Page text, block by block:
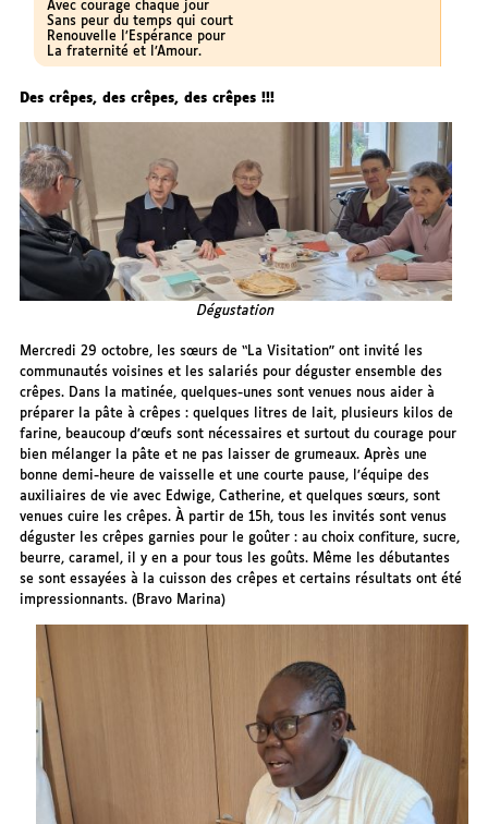
Avec courage chaque jour
Sans peur du temps qui court
Renouvelle l’Espérance pour
La fraternité et l’Amour.
Des crêpes, des crêpes, des crêpes !!!
Dégustation
Mercredi 29 octobre, les sœurs de “La Visitation” ont invité les
communautés voisines et les salariés pour déguster ensemble des
crêpes. Dans la matinée, quelques-unes sont venues nous aider à
préparer la pâte à crêpes : quelques litres de lait, plusieurs kilos de
farine, beaucoup d’œufs sont nécessaires et surtout du courage pour
bien mélanger la pâte et ne pas laisser de grumeaux. Après une
bonne demi-heure de vaisselle et une courte pause, l’équipe des
auxiliaires de vie avec Edwige, Catherine, et quelques sœurs, sont
venues cuire les crêpes. À partir de 15h, tous les invités sont venus
déguster les crêpes garnies pour le goûter : au choix confiture, sucre,
beurre, caramel, il y en a pour tous les goûts. Même les débutantes
se sont essayées à la cuisson des crêpes et certains résultats ont été
impressionnants. (Bravo Marina)